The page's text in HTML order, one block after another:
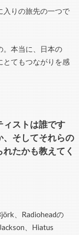
入りの旅先の一つで
。本当に、日本の
とてもつながりを感
ィストは誰です
、そしてそれらの
たかも教えてく
、Radioheadの
、Hiatus